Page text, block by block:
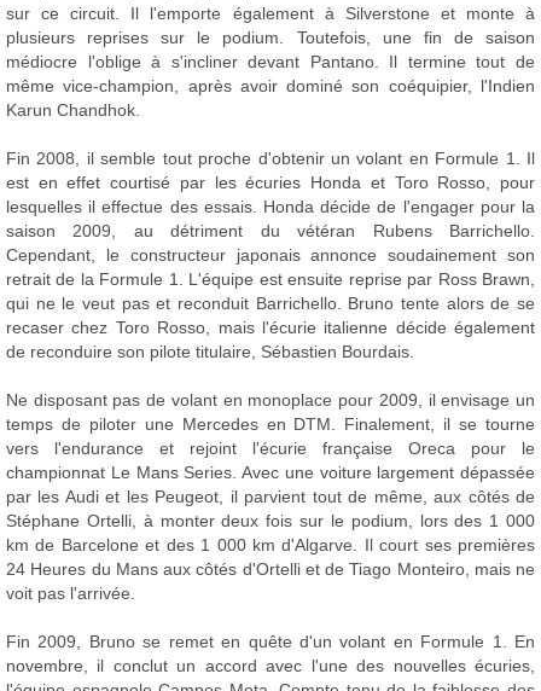
sur ce circuit. Il l'emporte également à Silverstone et monte à
plusieurs reprises sur le podium. Toutefois, une fin de saison
médiocre l'oblige à s'incliner devant Pantano. Il termine tout de
même vice-champion, après avoir dominé son coéquipier, l'Indien
Karun Chandhok.
Fin 2008, il semble tout proche d'obtenir un volant en Formule 1. Il
est en effet courtisé par les écuries Honda et Toro Rosso, pour
lesquelles il effectue des essais. Honda décide de l'engager pour la
saison 2009, au détriment du vétéran Rubens Barrichello.
Cependant, le constructeur japonais annonce soudainement son
retrait de la Formule 1. L'équipe est ensuite reprise par Ross Brawn,
qui ne le veut pas et reconduit Barrichello. Bruno tente alors de se
recaser chez Toro Rosso, mais l'écurie italienne décide également
de reconduire son pilote titulaire, Sébastien Bourdais.
Ne disposant pas de volant en monoplace pour 2009, il envisage un
temps de piloter une Mercedes en DTM. Finalement, il se tourne
vers l'endurance et rejoint l'écurie française Oreca pour le
championnat Le Mans Series. Avec une voiture largement dépassée
par les Audi et les Peugeot, il parvient tout de même, aux côtés de
Stéphane Ortelli, à monter deux fois sur le podium, lors des 1 000
km de Barcelone et des 1 000 km d'Algarve. Il court ses premières
24 Heures du Mans aux côtés d'Ortelli et de Tiago Monteiro, mais ne
voit pas l'arrivée.
Fin 2009, Bruno se remet en quête d'un volant en Formule 1. En
novembre, il conclut un accord avec l'une des nouvelles écuries,